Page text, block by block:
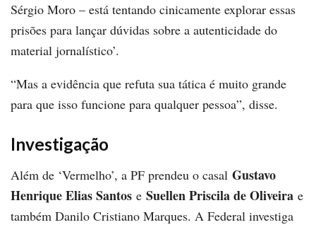
Sérgio Moro – está tentando cinicamente explorar essas
prisões para lançar dúvidas sobre a autenticidade do
material jornalístico’.
“Mas a evidência que refuta sua tática é muito grande
para que isso funcione para qualquer pessoa”, disse.
Investigação
Além de ‘Vermelho’, a PF prendeu o casal Gustavo
Henrique Elias Santos e Suellen Priscila de Oliveira e
também Danilo Cristiano Marques. A Federal investiga